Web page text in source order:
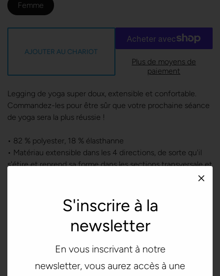
S'inscrire à la
newsletter
En vous inscrivant à notre
newsletter, vous aurez accès à une
Femme
AJOUTER AU CHARIOT
Plus de moyens de
paiement
Legging de yoga super doux, extensible et confortable.
Commandez-les pour être sûr que votre prochaine séance
de yoga sera la plus réussie !
• 82 % polyester, 18 % élasthanne
• Matériau extensible dans les 4 directions, de sorte qu'il
s'étire et reprend sa forme dans les sections transversale et
• Ceinture surélevée
• Coupe de précision et cousu à la main après impression
TAILLE (cm) HANCHES (cm)
64 90